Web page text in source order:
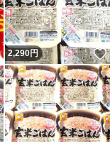
いいね！
2,290円